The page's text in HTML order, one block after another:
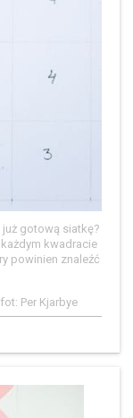
już gotową siatkę?
kwadracie
powinien znaleźć
Per Kjarbye